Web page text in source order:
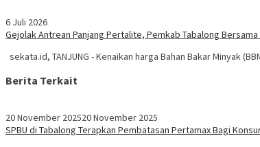
6 Juli 2026
Gejolak Antrean Panjang Pertalite, Pemkab Tabalong
sekata.id, TANJUNG - Kenaikan harga Bahan Bakar Minyak
Berita Terkait
20 November 202520 November 2025
SPBU di Tabalong Terapkan Pembatasan Pertamax Bagi